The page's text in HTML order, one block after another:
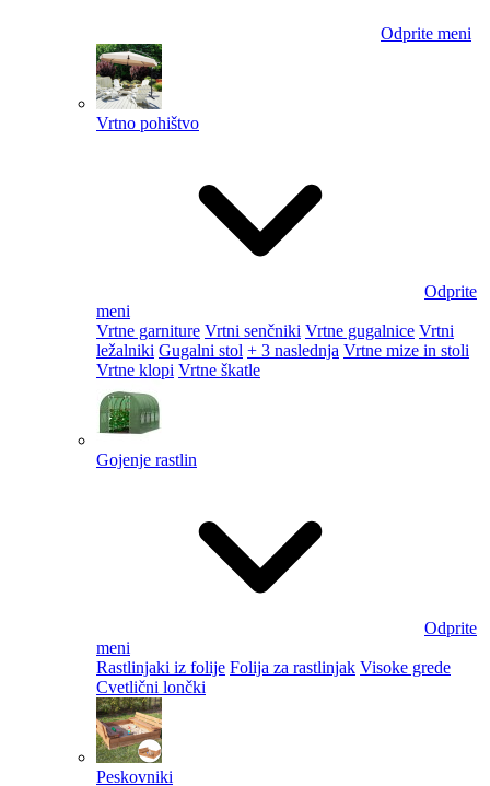
Odprite meni
Vrtno pohištvo
Odprite
meni
Vrtne garniture Vrtni senčniki Vrtne gugalnice Vrtni
ležalniki Gugalni stol + 3 naslednja Vrtne mize in stoli
Vrtne klopi Vrtne škatle
Gojenje rastlin
Odprite
meni
Rastlinjaki iz folije Folija za rastlinjak Visoke grede
Cvetlični lončki
Peskovniki